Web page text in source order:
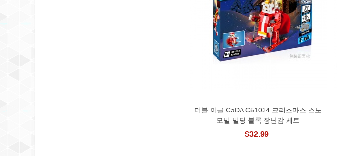
장바구니에 추가
더블 이글 CaDA C51034 크리스마스 스노
모빌 빌딩 블록 장난감 세트
$32.99